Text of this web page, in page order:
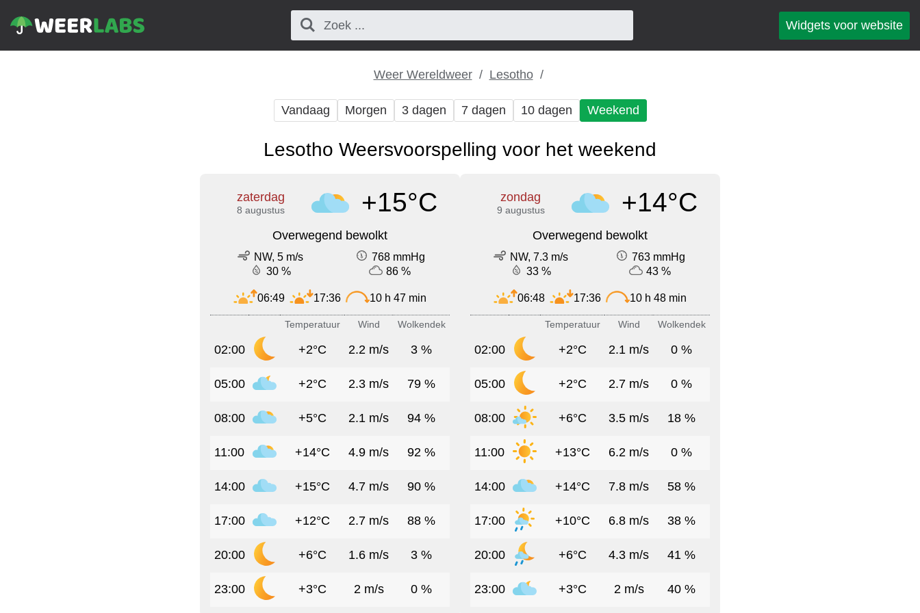
Widgets voor website
Weer Wereldweer Lesotho
Vandaag Morgen 3 dagen 7 dagen 10 dagen Weekend
Lesotho Weersvoorspelling voor het weekend
zaterdag
8 augustus +15°C
Overwegend bewolkt
NW, 5 m/s
768 mmHg
30 %
86 %
06:49 17:36 10 h 47 min
Temperatuur Wind Wolkendek
02:00 +2°C 2.2 m/s 3 %
05:00 +2°C 2.3 m/s 79 %
08:00 +5°C 2.1 m/s 94 %
11:00 +14°C 4.9 m/s 92 %
14:00 +15°C 4.7 m/s 90 %
17:00 +12°C 2.7 m/s 88 %
20:00 +6°C 1.6 m/s 3 %
23:00 +3°C 2 m/s 0 %
zondag
9 augustus +14°C
Overwegend bewolkt
NW, 7.3 m/s
763 mmHg
33 %
43 %
06:48 17:36 10 h 48 min
Temperatuur Wind Wolkendek
02:00 +2°C 2.1 m/s 0 %
05:00 +2°C 2.7 m/s 0 %
08:00 +6°C 3.5 m/s 18 %
11:00 +13°C 6.2 m/s 0 %
14:00 +14°C 7.8 m/s 58 %
17:00 +10°C 6.8 m/s 38 %
20:00 +6°C 4.3 m/s 41 %
23:00 +3°C 2 m/s 40 %